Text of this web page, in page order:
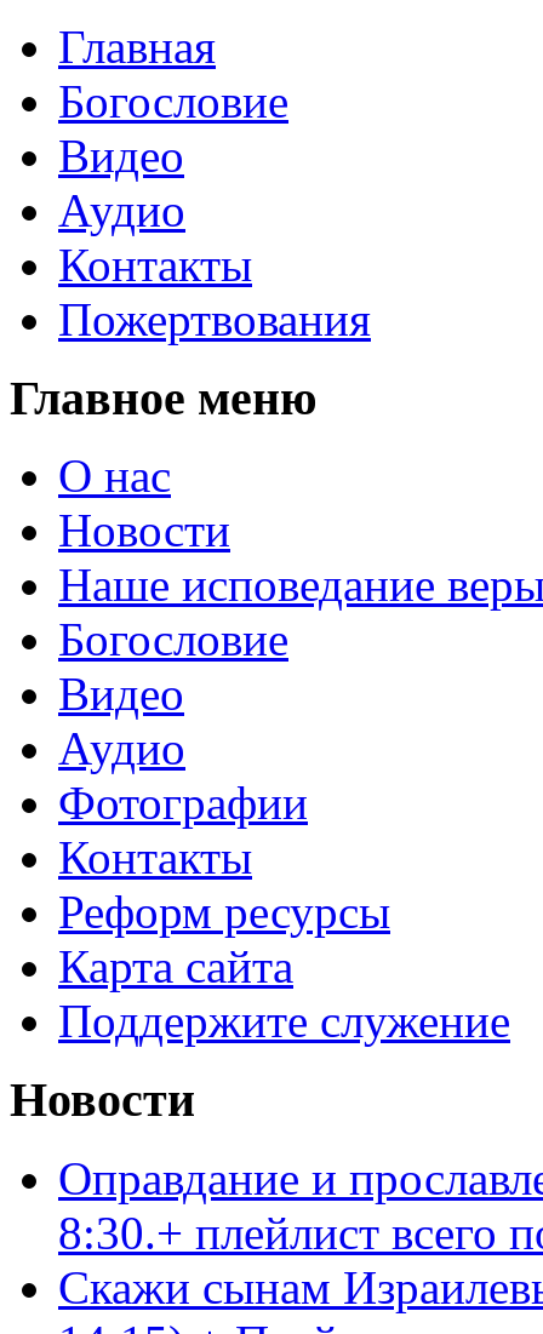
Главная
Богословие
Видео
Аудио
Контакты
Пожертвования
Главное меню
О нас
Новости
Наше исповедание
Богословие
Видео
Аудио
Фотографии
Контакты
Реформ ресурсы
Карта сайта
Поддержите служение
Новости
Оправдание и
8:30.+ плейлист
Скажи сынам